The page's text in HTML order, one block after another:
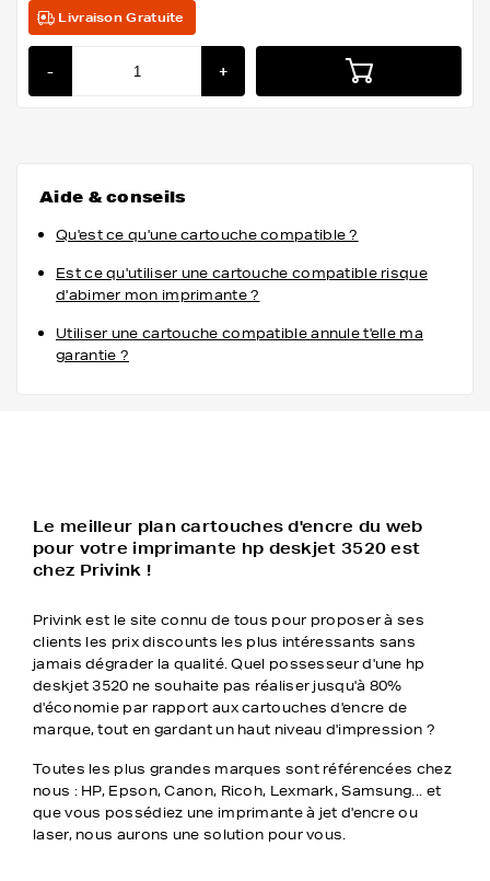
Livraison Gratuite
- +
Aide & conseils
Qu'est ce qu'une cartouche compatible ?
Est ce qu'utiliser une cartouche compatible risque
d'abimer mon imprimante ?
Utiliser une cartouche compatible annule t'elle ma
garantie ?
Le meilleur plan cartouches d'encre du web
pour votre imprimante hp deskjet 3520 est
chez Privink !
Privink est le site connu de tous pour proposer à ses
clients les prix discounts les plus intéressants sans
jamais dégrader la qualité. Quel possesseur d'une hp
deskjet 3520 ne souhaite pas réaliser jusqu'à 80%
d'économie par rapport aux cartouches d'encre de
marque, tout en gardant un haut niveau d'impression ?
Toutes les plus grandes marques sont référencées chez
nous : HP, Epson, Canon, Ricoh, Lexmark, Samsung... et
que vous possédiez une imprimante à jet d'encre ou
laser, nous aurons une solution pour vous.